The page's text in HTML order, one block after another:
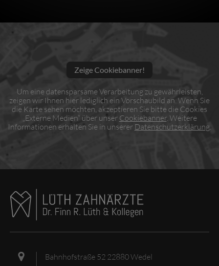
Zeige Cookiebanner!
Um eine datensparsame Verarbeitung zu gewährleisten,
zeigen wir Ihnen hier lediglich ein Vorschaubild an. Wenn Sie
die Karte sehen möchten, akzeptieren Sie bitte die Cookies
„Externe Medien“ über unser Cookiebanner. Weitere
Informationen erhalten Sie in unserer Datenschutzerklärung.
Bahnhofstraße 52 22880 Wedel